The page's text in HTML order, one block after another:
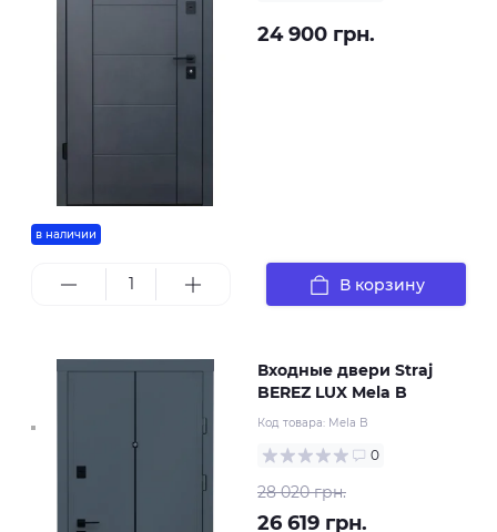
в наличии
24 900 грн.
В корзину
Входные двери Straj
BEREZ LUX Mela B
Код товара: Mela B
0
28 020 грн.
26 619 грн.